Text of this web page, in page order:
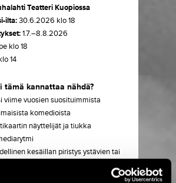
Teatteri Kuopiossa
ilta:30.6.2026 klo 18
1.7.–8.8.2026
klo 18
14
tämä kannattaa nähdä?
viime vuosien suosituimmista
komedioista
näyttelijät ja tiukka
kesäillan piristys ystävien tai